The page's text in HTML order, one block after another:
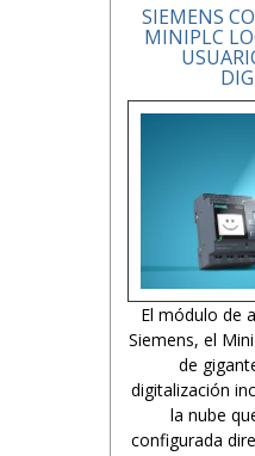
SIEMENS
MINIPLC
El módulo de
Siemens, el
de
digitalización
la nube
configurada